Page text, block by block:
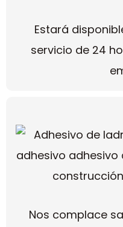
Estará
servicio de 24
Nos complace